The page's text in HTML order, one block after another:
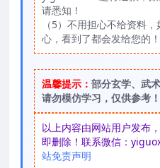
请悉知！
（5）不用担心不给资料
心，看到了都会发给您的
温馨提示： 部分玄学、武
请勿模仿学习，仅供参考！
以上内容由网站用户发布
即删除！联系微信：
站免责声明